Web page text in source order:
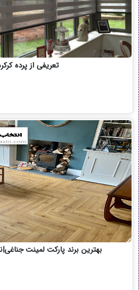
تعریفی از پرده
بهترین برند پارکت لمینت